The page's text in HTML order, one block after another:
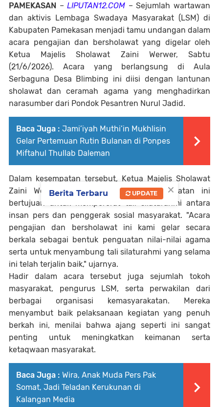
PAMEKASAN –LIPUTAN12.COM – Sejumlah wartawan
dan aktivis Lembaga Swadaya Masyarakat (LSM) di
Kabupaten Pamekasan menjadi tamu undangan dalam
acara pengajian dan bersholawat yang digelar oleh
Ketua Majelis Sholawat Zaini Werwer, Sabtu
(21/6/2026). Acara yang berlangsung di Aula
Serbaguna Desa Blimbing ini diisi dengan lantunan
sholawat dan ceramah agama yang menghadirkan
narasumber dari Pondok Pesantren Nurul Jadid.
Baca Juga : Jami’iyah Muthi’in Mukhlisin
Gelar Pertemuan Rutin Bulanan di Ponpes
Miftahul Thullab Daleman
Dalam kesempatan tersebut, Ketua Majelis Sholawat
Zaini Werwer menyampaikan bahwa kegiatan ini
bertujuan untuk mempererat tali silaturahmi antara
insan pers dan penggerak sosial masyarakat. "Acara
pengajian dan bersholawat ini kami gelar secara
berkala sebagai bentuk penguatan nilai-nilai agama
serta untuk menyambung tali silaturahmi yang selama
ini telah terjalin baik," ujarnya.
Hadir dalam acara tersebut juga sejumlah tokoh
masyarakat, pengurus LSM, serta perwakilan dari
berbagai organisasi kemasyarakatan. Mereka
menyambut baik pelaksanaan kegiatan yang penuh
berkah ini, menilai bahwa ajang seperti ini sangat
penting untuk meningkatkan keimanan serta
ketaqwaan masyarakat.
Baca Juga : Wira, Anak Muda Pers Pak
Somat, Jadi Teladan Kerukunan di
Kalangan Media
×
Berita Terbaru UPDATE